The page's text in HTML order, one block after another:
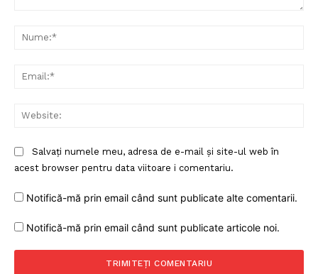
Salvați numele meu, adresa de e-mail și site-ul web în
acest browser pentru data viitoare i comentariu.
Notifică-mă prin email când sunt publicate alte comentarii.
Notifică-mă prin email când sunt publicate articole noi.